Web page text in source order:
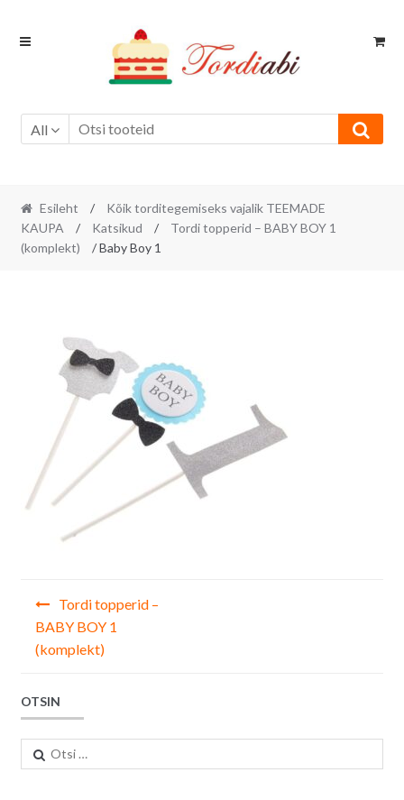
Skip
Skip
All
Esileht /
Kõik torditegemiseks vajalik TEEMADE
KAUPA
/ Katsikud /
Tordi topperid – BABY BOY 1
(komplekt)
/ Baby Boy 1
Navigeerimine
Tordi topperid –
BABY BOY 1
(komplekt)
OTSIN
Otsi: